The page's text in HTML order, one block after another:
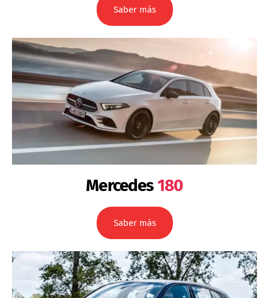
Saber más
Mercedes180
Saber más